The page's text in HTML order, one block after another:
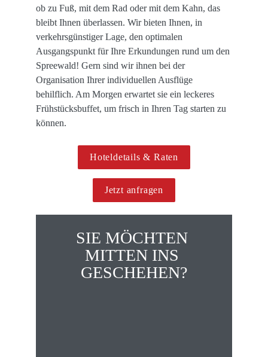
ob zu Fuß, mit dem Rad oder mit dem Kahn, das
bleibt Ihnen überlassen. Wir bieten Ihnen, in
verkehrsgünstiger Lage, den optimalen
Ausgangspunkt für Ihre Erkundungen rund um den
Spreewald! Gern sind wir ihnen bei der
Organisation Ihrer individuellen Ausflüge
behilflich. Am Morgen erwartet sie ein leckeres
Frühstücksbuffet, um frisch in Ihren Tag starten zu
können.
Hoteldetails & Raten
Jetzt anfragen
SIE MÖCHTEN
MITTEN INS
GESCHEHEN?